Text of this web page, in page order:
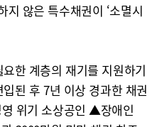
지 않은 특수채권이 ‘소멸시
한 계층의 재기를 지원하기
된 후 7년 이상 경과한 채권
위기 소상공인 ▲장애인